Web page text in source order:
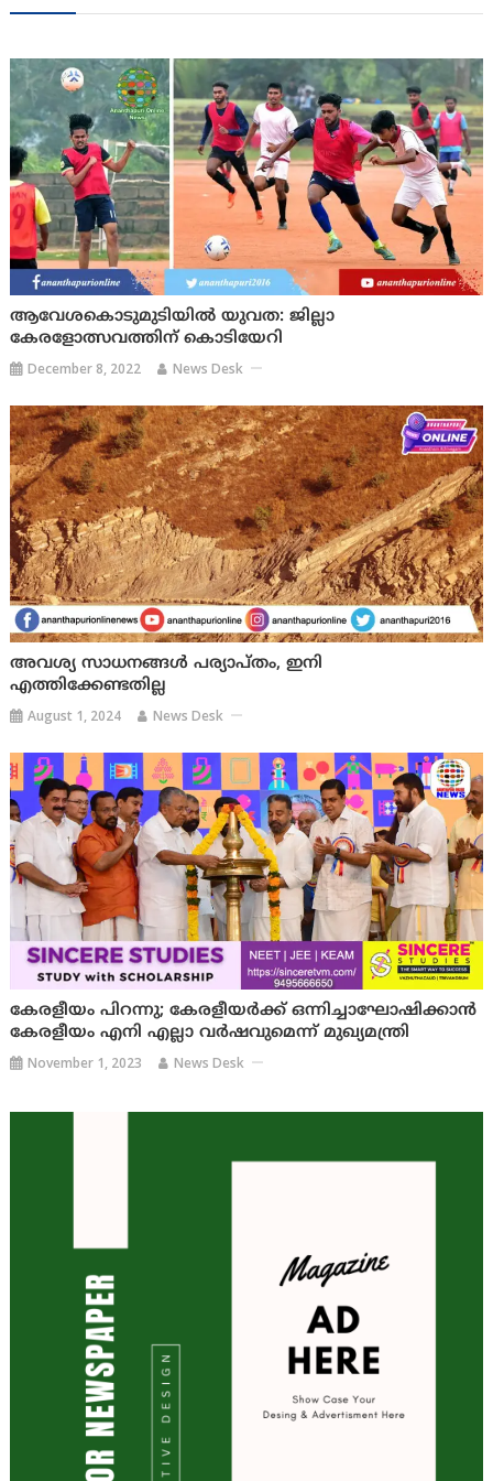
ആവേശകൊടുമുടിയിൽ യുവത: ജില്ലാ
കേരളോത്സവത്തിന് കൊടിയേറി
December 8, 2022 News Desk
അവശ്യ സാധനങ്ങള്‍ പര്യാപ്തം, ഇനി
എത്തിക്കേണ്ടതില്ല
August 1, 2024 News Desk
കേരളീയം പിറന്നു; കേരളീയര്‍ക്ക് ഒന്നിച്ചാഘോഷിക്കാന്‍
കേരളീയം എനി എല്ലാ വര്‍ഷവുമെന്ന് മുഖ്യമന്ത്രി
November 1, 2023 News Desk